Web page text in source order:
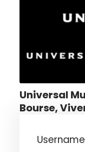
Universal
Bourse,